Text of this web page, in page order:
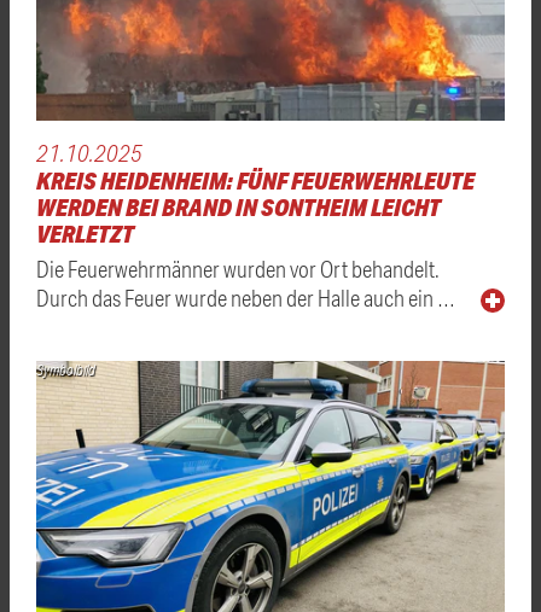
21.10.2025
KREIS HEIDENHEIM: FÜNF FEUERWEHRLEUTE
WERDEN BEI BRAND IN SONTHEIM LEICHT
VERLETZT
Die Feuerwehrmänner wurden vor Ort behandelt.
Durch das Feuer wurde neben der Halle auch ein …
Symbolbild